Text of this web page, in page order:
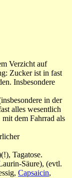
Verzicht auf
Zucker ist in fast
Insbesondere
in der
alles wesentlich
dem Fahrrad als
Tagatose.
Säure), (evtl.
Capsaicin,